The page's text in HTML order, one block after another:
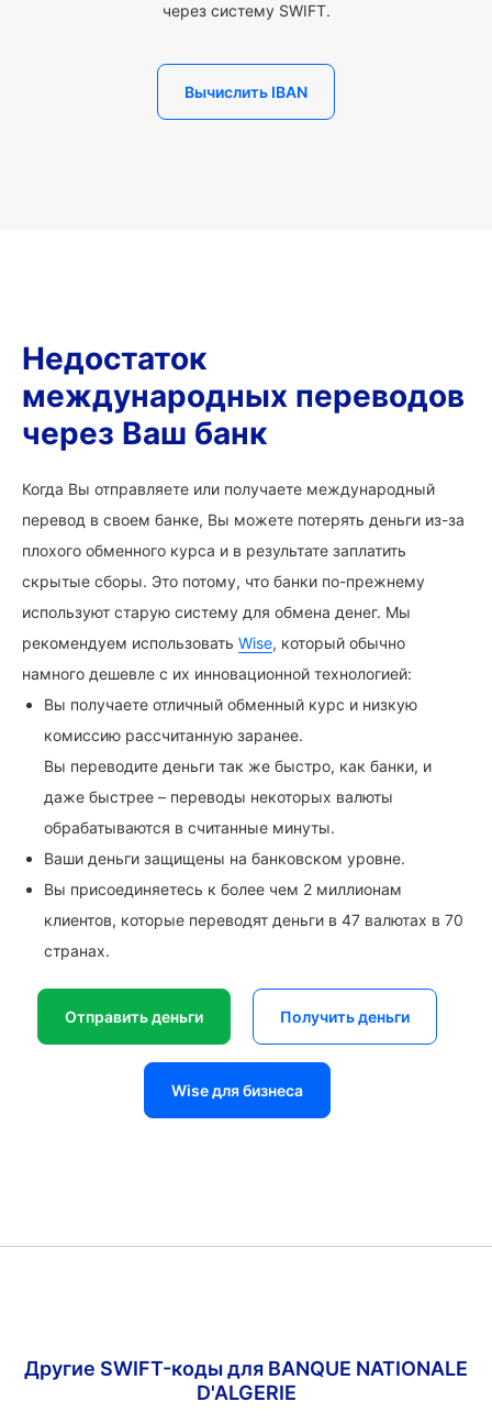
через систему SWIFT.
Вычислить IBAN
Недостаток
международных переводов
через Ваш банк
Когда Вы отправляете или получаете международный
перевод в своем банке, Вы можете потерять деньги из-за
плохого обменного курса и в результате заплатить
скрытые сборы. Это потому, что банки по-прежнему
используют старую систему для обмена денег. Мы
рекомендуем использовать Wise, который обычно
намного дешевле с их инновационной технологией:
Вы получаете отличный обменный курс и низкую
комиссию рассчитанную заранее.
Вы переводите деньги так же быстро, как банки, и
даже быстрее – переводы некоторых валюты
обрабатываются в считанные минуты.
Ваши деньги защищены на банковском уровне.
Вы присоединяетесь к более чем 2 миллионам
клиентов, которые переводят деньги в 47 валютах в 70
странах.
Отправить деньги Получить деньги
Wise для бизнеса
Другие SWIFT-коды для BANQUE NATIONALE
D'ALGERIE